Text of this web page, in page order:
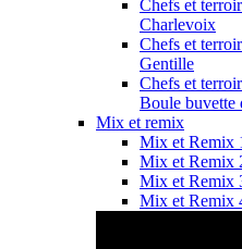
Chefs et
Charlevoix
Chefs et
Gentille
Chefs et
Boule buvette
Mix et remix
Mix et Remix
Mix et Remix
Mix et Remix
Mix et Remix